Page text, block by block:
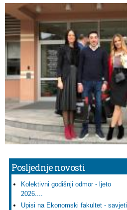
Posljednje novosti
Kolektivni godišnji odmor - ljeto
2026....
Upisi na Ekonomski fakultet - savjeti